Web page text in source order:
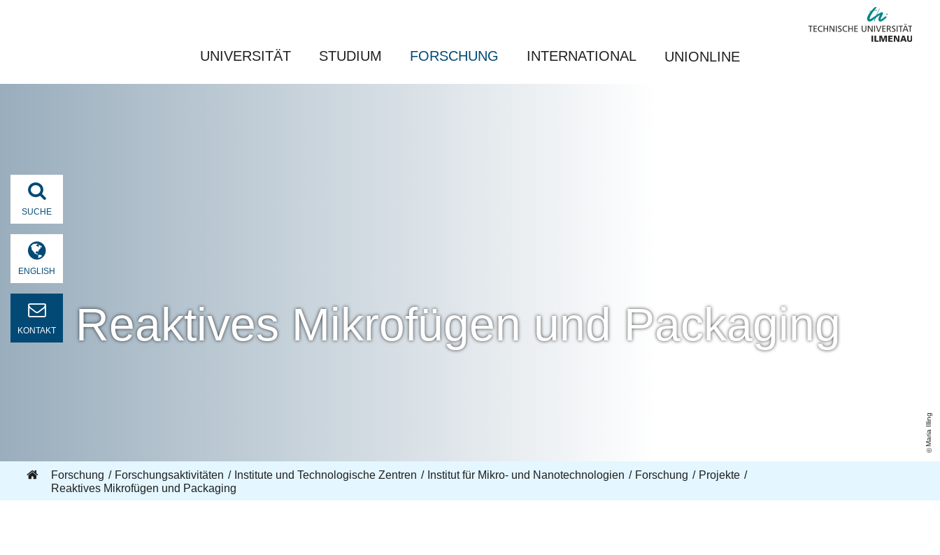
UNIVERSITÄT STUDIUM FORSCHUNG INTERNATIONAL UNIONLINE
Maria Illing
SUCHE
ENGLISH
KONTAKT Reaktives Mikrofügen und Packaging
Forschung Forschungsaktivitäten Institute und Technologische Zentren Institut für Mikro- und Nanotechnologien Forschung
Projekte
Reaktives Mikrofügen und Packaging